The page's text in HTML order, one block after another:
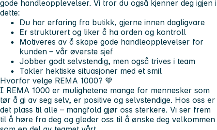
gode handleopplevelser. Vi tror du også kjenner deg igjen i
dette:
Du har erfaring fra butikk, gjerne innen dagligvare
Er strukturert og liker å ha orden og kontroll
Motiveres av å skape gode handleopplevelser for
kunden – vår øverste sjef
Jobber godt selvstendig, men også trives i team
Takler hektiske situasjoner med et smil
Hvorfor velge REMA 1000? 💙
I REMA 1000 er mulighetene mange for mennesker som
tør å gi av seg selv, er positive og selvstendige. Hos oss er
det plass til alle – mangfold gjør oss sterkere. Vi ser frem
til å høre fra deg og gleder oss til å ønske deg velkommen